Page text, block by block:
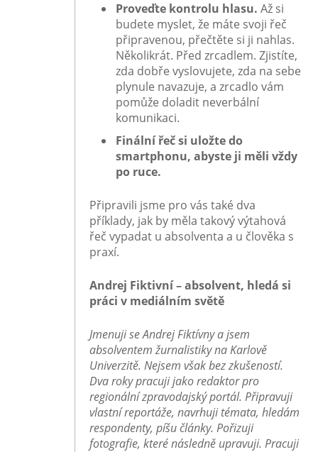
Proveďte kontrolu hlasu. Až si
budete myslet, že máte svoji řeč
připravenou, přečtěte si ji nahlas.
Několikrát. Před zrcadlem. Zjistíte,
zda dobře vyslovujete, zda na sebe
plynule navazuje, a zrcadlo vám
pomůže doladit neverbální
komunikaci.
Finální řeč si uložte do
smartphonu, abyste ji měli vždy
po ruce.
Připravili jsme pro vás také dva
příklady, jak by měla takový výtahová
řeč vypadat u absolventa a u člověka s
praxí.
Andrej Fiktivní – absolvent, hledá si
práci v mediálním světě
Jmenuji se Andrej Fiktívny a jsem
absolventem žurnalistiky na Karlově
Univerzitě. Nejsem však bez zkušeností.
Dva roky pracuji jako redaktor pro
regionální zpravodajský portál. Připravuji
vlastní reportáže, navrhuji témata, hledám
respondenty, píšu články. Pořizuji
fotografie, které následně upravuji. Pracuji